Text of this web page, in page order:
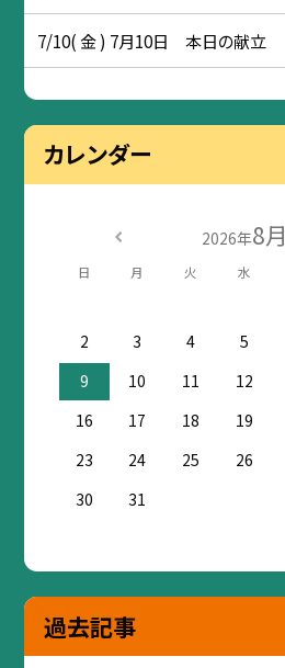
7/10( 金 ) 7月10日 本日の献立
カレンダー
2026年8月
日 月 火 水
2
3 4 5
9
10 11 12
16
17 18 19
23
24 25 26
30
31
過去記事